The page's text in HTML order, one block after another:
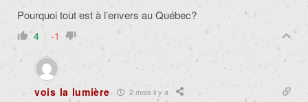
Pourquoi tout est à l’envers au Québec?
4 -1
vois la lumière 2 mois il y a